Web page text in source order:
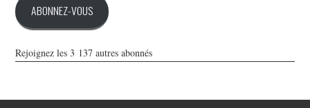
ABONNEZ-VOUS
Rejoignez les 3 137 autres abonnés